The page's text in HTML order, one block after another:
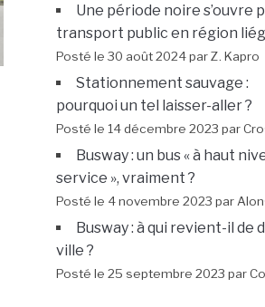
Une période noire s’ouvre
transport public en région
Posté le 30 août 2024 par Z. Kapro
Stationnement sauvage :
pourquoi un tel laisser-aller ?
Posté le 14 décembre 2023 par
Busway : un bus « à haut
service », vraiment ?
Posté le 4 novembre 2023 par
Busway : à qui revient-il de
ville ?
Posté le 25 septembre 2023 par